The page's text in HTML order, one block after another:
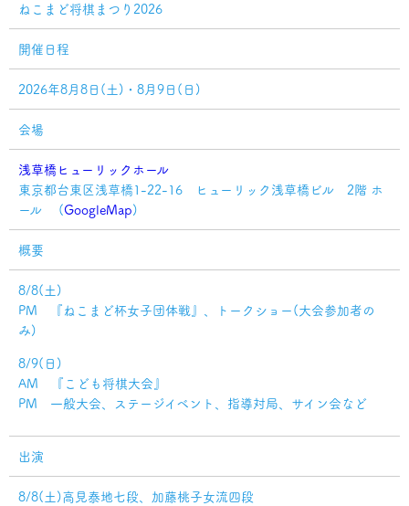
ねこまど将棋まつり2026
開催日程
2026年8月8日(土)・8月9日(日)
会場
浅草橋ヒューリックホール
東京都台東区浅草橋1-22-16 ヒューリック浅草橋ビル 2階 ホ
ール (GoogleMap)
概要
8/8(土)
PM 『ねこまど杯女子団体戦』、トークショー(大会参加者の
み)
8/9(日)
AM 『こども将棋大会』
PM 一般大会、ステージイベント、指導対局、サイン会など
出演
8/8(土)高見泰地七段、加藤桃子女流四段